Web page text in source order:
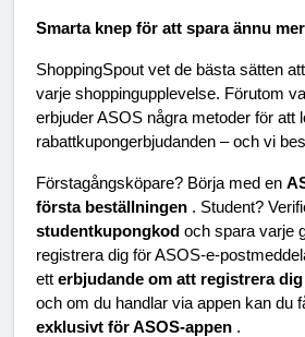
Smarta knep för att spara ännu
ShoppingSpout vet de bästa sätten
varje shoppingupplevelse. Förutom
erbjuder ASOS några metoder för att
rabattkupongerbjudanden – och vi
Förstagångsköpare? Börja med en
första beställningen . Student?
studentkupongkod och spara varje
registrera dig för ASOS-e-
ett erbjudande om att registrera
och om du handlar via appen kan du
exklusivt för ASOS-appen .